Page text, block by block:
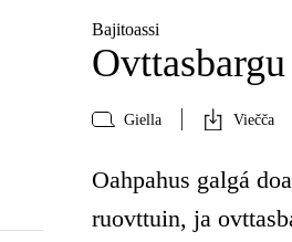
Bajitoassi
Giella Viečča
Oahpahus galgá
ruovttuin, ja